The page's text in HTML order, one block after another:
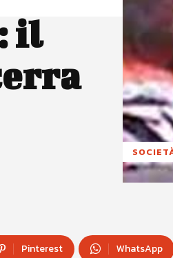
il
Pinterest WhatsApp